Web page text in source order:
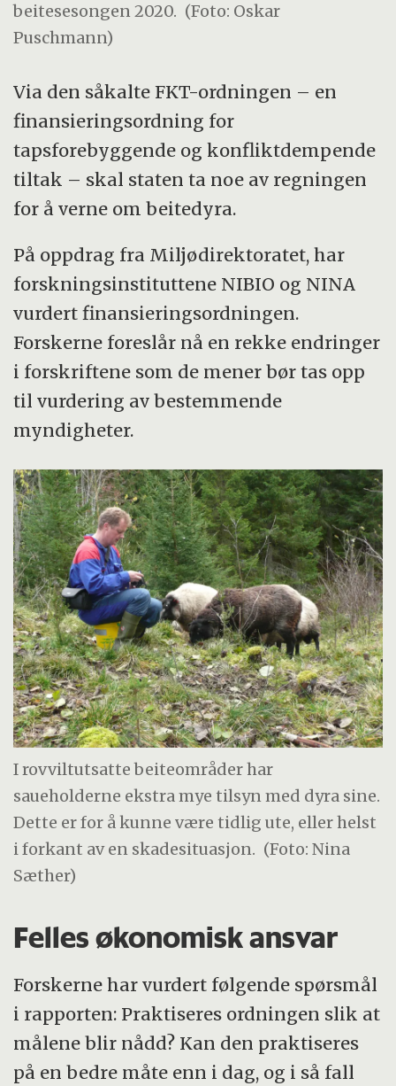
beitesesongen 2020. (Foto: Oskar
Puschmann)
Via den såkalte FKT-ordningen – en
finansieringsordning for
tapsforebyggende og konfliktdempende
tiltak – skal staten ta noe av regningen
for å verne om beitedyra.
På oppdrag fra Miljødirektoratet, har
forskningsinstituttene NIBIO og NINA
vurdert finansieringsordningen.
Forskerne foreslår nå en rekke endringer
i forskriftene som de mener bør tas opp
til vurdering av bestemmende
myndigheter.
I rovviltutsatte beiteområder har
saueholderne ekstra mye tilsyn med dyra sine.
Dette er for å kunne være tidlig ute, eller helst
i forkant av en skadesituasjon. (Foto: Nina
Sæther)
Felles økonomisk ansvar
Forskerne har vurdert følgende spørsmål
i rapporten: Praktiseres ordningen slik at
målene blir nådd? Kan den praktiseres
på en bedre måte enn i dag, og i så fall